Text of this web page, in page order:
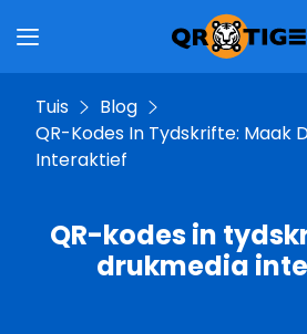
Tuis
Blog
QR-Kodes In Tydskrifte: Maak
Interaktief
QR-kodes in
drukmedia